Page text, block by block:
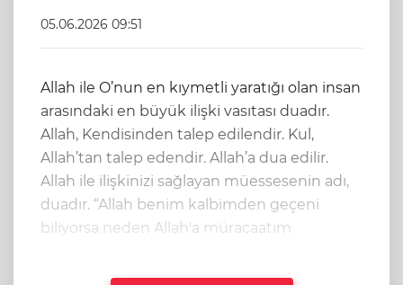
05.06.2026 09:51
Allah ile O’nun en kıymetli yaratığı olan insan
arasındaki en büyük ilişki vasıtası duadır.
Allah, Kendisinden talep edilendir. Kul,
Allah’tan talep edendir. Allah’a dua edilir.
Allah ile ilişkinizi sağlayan müessesenin adı,
duadır. “Allah benim kalbimden geçeni
biliyorsa neden Allah'a müracaatım